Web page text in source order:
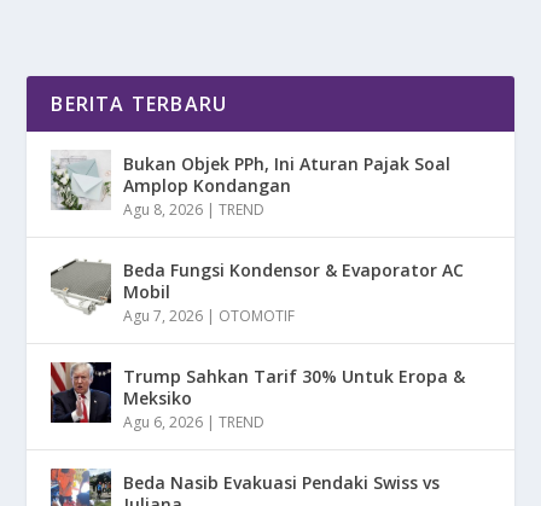
BERITA TERBARU
Bukan Objek PPh, Ini Aturan Pajak Soal
Amplop Kondangan
Agu 8, 2026 |TREND
Beda Fungsi Kondensor & Evaporator AC
Mobil
Agu 7, 2026 | OTOMOTIF
Trump Sahkan Tarif 30% Untuk Eropa &
Meksiko
Agu 6, 2026 |TREND
Beda Nasib Evakuasi Pendaki Swiss vs